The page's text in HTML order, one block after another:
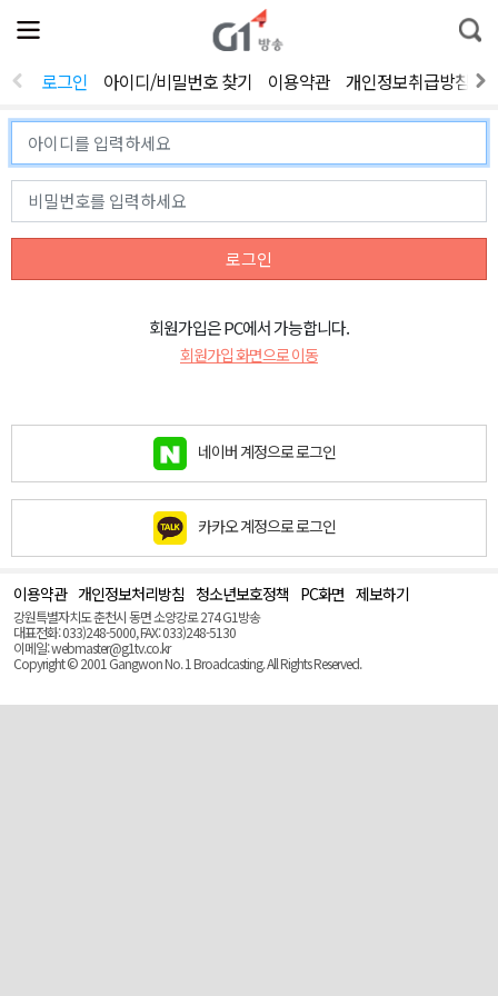
전
체
뉴
열
통
합
색
로그인 아이디/비밀번호 찾기 이용약관 개인정보취급방침
로그인
회원가입은 PC에서 가능합니다.
회원가입 화면으로 이동
네이버 계정으로 로그인
카카오 계정으로 로그인
이용약관 개인정보처리방침 청소년보호정책 PC화면 제보하기
강원특별자치도 춘천시 동면 소양강로 274 G1방송
대표전화: 033)248-5000, FAX: 033)248-5130
이메일: webmaster@g1tv.co.kr
Copyright © 2001 Gangwon No. 1 Broadcasting. All Rights Reserved.